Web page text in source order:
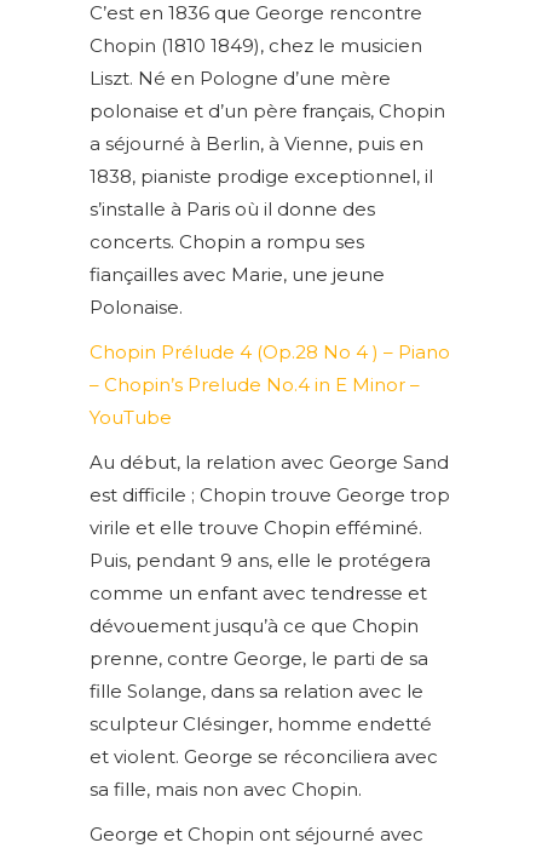
C’est en 1836 que George rencontre
Chopin (1810 1849), chez le musicien
Liszt. Né en Pologne d’une mère
polonaise et d’un père français, Chopin
a séjourné à Berlin, à Vienne, puis en
1838, pianiste prodige exceptionnel, il
s’installe à Paris où il donne des
concerts. Chopin a rompu ses
fiançailles avec Marie, une jeune
Polonaise.
Chopin Prélude 4 (Op.28 No 4 ) – Piano
– Chopin’s Prelude No.4 in E Minor –
YouTube
Au début, la relation avec George Sand
est difficile ; Chopin trouve George trop
virile et elle trouve Chopin efféminé.
Puis, pendant 9 ans, elle le protégera
comme un enfant avec tendresse et
dévouement jusqu’à ce que Chopin
prenne, contre George, le parti de sa
fille Solange, dans sa relation avec le
sculpteur Clésinger, homme endetté
et violent. George se réconciliera avec
sa fille, mais non avec Chopin.
George et Chopin ont séjourné avec